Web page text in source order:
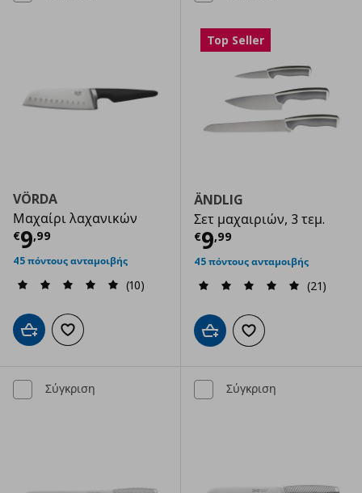
VÖRDA
Μαχαίρι λαχανικών
€9,99
Τρέχουσα τιμή € 9,99
45 πόντους ανταμοιβής
(10)
Προσθήκη στο καλάθι
Προσθήκη στα αγαπημένα
Top Seller
ÄNDLIG
Σετ μαχαιριών, 3 τεμ.
€9,99
Τρέχουσα
45 πόντους ανταμοιβής
(21)
Προσθήκη στο καλάθι
Προσθήκη στα
Σύγκριση Σύγκριση